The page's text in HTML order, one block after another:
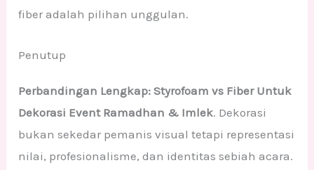
fiber adalah pilihan unggulan.
Penutup
Perbandingan Lengkap: Styrofoam vs Fiber Untuk
Dekorasi Event Ramadhan & Imlek. Dekorasi
bukan sekedar pemanis visual tetapi representasi
nilai, profesionalisme, dan identitas sebiah acara.